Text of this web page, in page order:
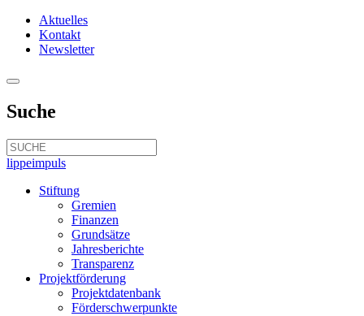
Aktuelles
Kontakt
Newsletter
Suche
lippeimpuls
Stiftung
Gremien
Finanzen
Grundsätze
Jahresberichte
Transparenz
Projektförderung
Projektdatenbank
Förderschwerpunkte